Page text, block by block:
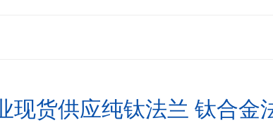
现货供应纯钛法兰 钛合金